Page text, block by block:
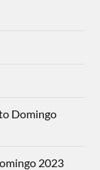
Domingo
2023